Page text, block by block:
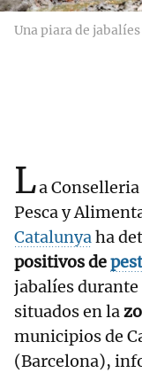
Una piara de jabalíes
La
Pesca y
Catalunyaha
positivos de
jabalíes
situados en la
municipios de
(Barcelona),